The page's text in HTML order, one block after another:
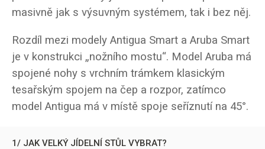
masivně jak s výsuvným systémem, tak i bez něj.
Rozdíl mezi modely Antigua Smart a Aruba Smart
je v konstrukci „nožního mostu“. Model Aruba má
spojené nohy s vrchním trámkem klasickým
tesařským spojem na čep a rozpor, zatímco
model Antigua má v místě spoje seříznutí na 45°.
1/ JAK VELKÝ JÍDELNÍ STŮL VYBRAT?